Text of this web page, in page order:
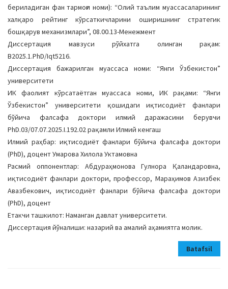
бериладиган фан тармоғи номи): “Олий таълим муассасаларининг
халқаро рейтинг кўрсаткичларини оширишнинг стратегик
бошқарув механизмлари”, 08.00.13-Менежмент
Диссертация мавзуси рўйхатга олинган рақам:
B2025.1.PhD/Iqt5216.
Диссертация бажарилган муассаса номи: “Янги Ўзбекистон”
университети
ИК фаолият кўрсатаётган муассаса номи, ИК рақами: “Янги
Ўзбекистон” университети қошидаги иқтисодиёт фанлари
бўйича фалсафа доктори илмий даражасини берувчи
PhD.03/07.07.2025.I.192.02 рақамли Илмий кенгаш
Илмий раҳбар: иқтисодиёт фанлари бўйича фалсафа доктори
(PhD), доцент Умарова Хилола Уктамовна
Расмий оппонентлар: Абдураҳмонова Гулнора Қаландаровна,
иқтисодиёт фанлари доктори, профессор, Мараҳимов Азизбек
Авазбекович, иқтисодиёт фанлари бўйича фалсафа доктори
(PhD), доцент
Етакчи ташкилот: Наманган давлат университети.
Диссертация йўналиши: назарий ва амалий аҳамиятга молик.
Batafsil